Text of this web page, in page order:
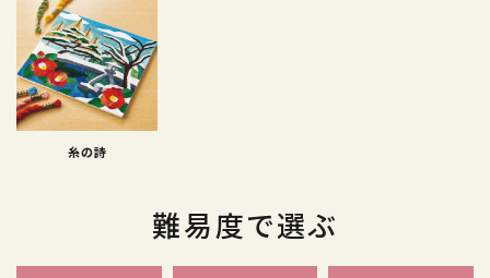
糸の詩
難易度で選ぶ